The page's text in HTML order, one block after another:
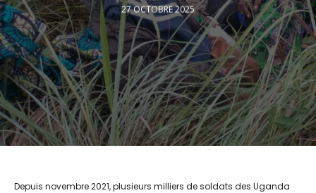
27 OCTOBRE 2025
Depuis novembre 2021, plusieurs milliers de soldats des Uganda